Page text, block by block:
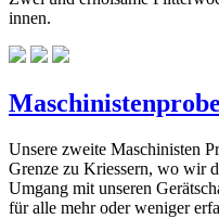
innen.
Unsere zweite Maschinisten
Grenze zu Kriessern, wo wir
Umgang mit unseren
für alle mehr oder weniger